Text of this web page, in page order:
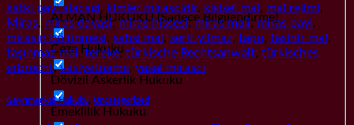
ALMAN HUKUKU (Sadece Bilgilendirme)
Ceza Hukuku
Dövizli Askerlik Hukuku
Emeklilik Hukuku
katki payi alacagi, kimler mirascidir, kisisel mal , mal rejimi,
Miras, miras davasi,miras hissesi,miras mali,miras payi,
mirasin bölünmesi, sahsi mal , serif yilmaz, tapu, tasinir mal ,
taşınmaz mal ,tereke,türkische Rechtsanwalt, türkisches
erbrecht,vasiyetname, yasal mirasci
Gayrımenkul Hukuku Uncategorized